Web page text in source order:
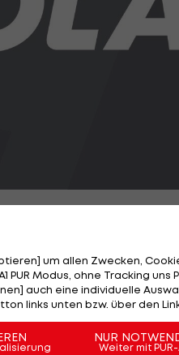
Spiel bei der EM
Wales in St. Pölten
Nur der Beginn war
Gruppe B setzt sich
um allen Zwecken,
PUR Modus, ohne Tracking
auch eine individuelle
links unten bzw. über den
NUR
Weiter mit